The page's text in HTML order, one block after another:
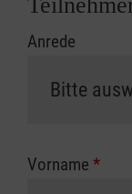
erfolgt eine
Die
Anrede
Vorname *